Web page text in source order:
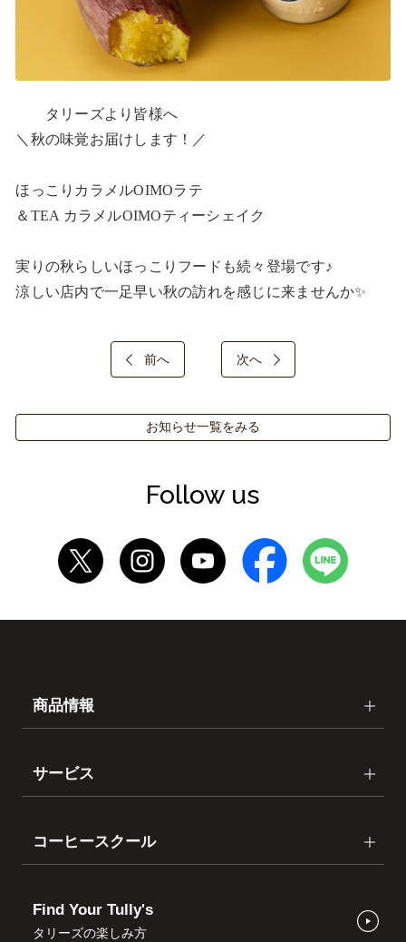
タリーズより皆様へ
＼秋の味覚お届けします！／
ほっこりカラメルOIMOラテ
＆TEA カラメルOIMOティーシェイク
実りの秋らしいほっこりフードも続々登場です♪
涼しい店内で一足早い秋の訪れを感じに来ませんか✨
前へ 次へ
お知らせ一覧をみる
Follow us
商品情報
サービス
コーヒースクール
Find Your Tully's
タリーズの楽しみ方